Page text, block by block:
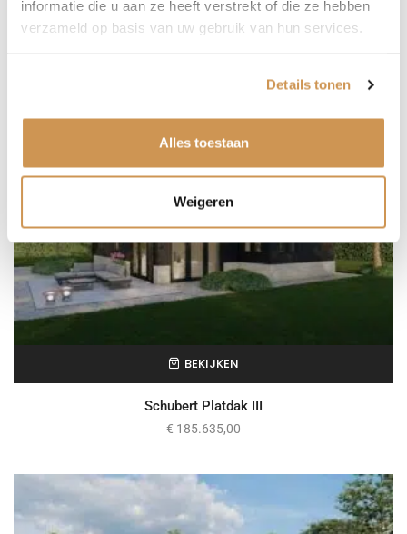
informatie die u aan ze heeft verstrekt of die ze hebben
verzameld op basis van uw gebruik van hun services.
Details tonen
Alles toestaan
Weigeren
Mozart Zadeldak III
BEKIJKEN
Schubert Platdak III
€ 185.635,00